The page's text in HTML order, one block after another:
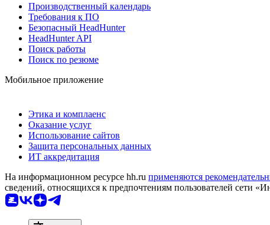
Производственный календарь
Требования к ПО
Безопасный HeadHunter
HeadHunter API
Поиск работы
Поиск по резюме
Мобильное приложение
Этика и комплаенс
Оказание услуг
Использование сайтов
Защита персональных данных
ИТ аккредитация
На информационном ресурсе hh.ru применяются
сведений, относящихся к предпочтениям пользователей сети